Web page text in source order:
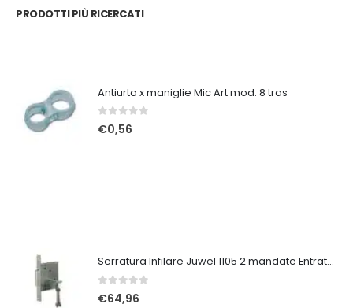
PRODOTTI PIÙ RICERCATI
Antiurto x maniglie Mic Art mod. 8 tras
0Su 5
€0,56
Serratura Infilare Juwel 1105 2 mandate Entrata 50
0Su 5
€64,96